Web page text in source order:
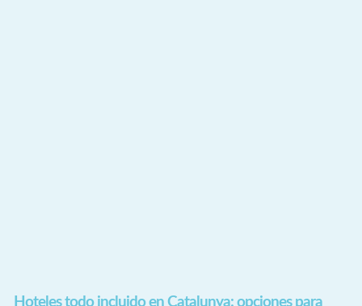
Hoteles todo incluido en Catalunya: opciones para